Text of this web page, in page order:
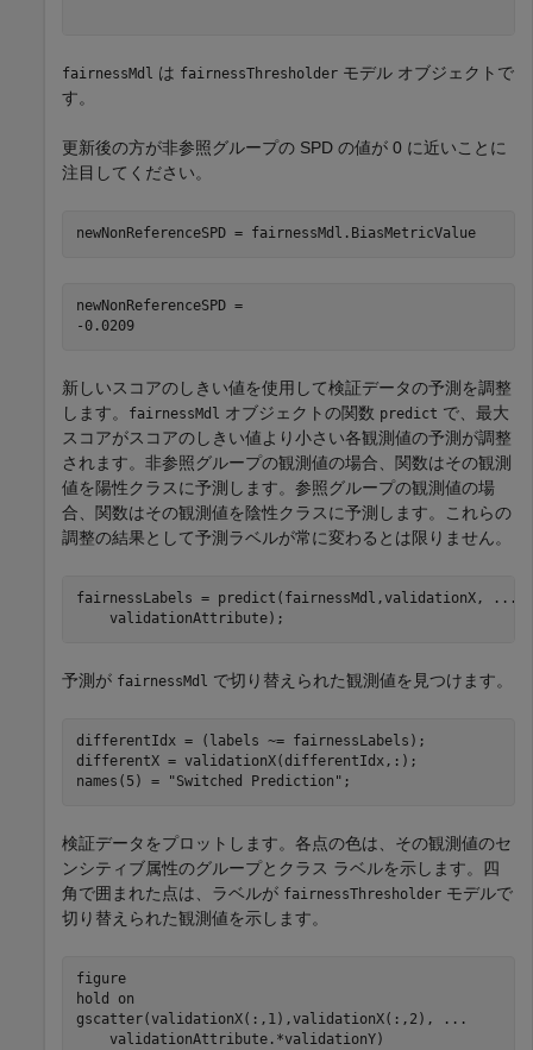
fairnessMdl は fairnessThresholder モデル オブジェクトで
す。
更新後の方が非参照グループの SPD の値が 0 に近いことに
注目してください。
newNonReferenceSPD = fairnessMdl.BiasMetricValue
newNonReferenceSPD =
-0.0209
新しいスコアのしきい値を使用して検証データの予測を調整
します。
fairnessMdl オブジェクトの関数 predict で、最大
スコアがスコアのしきい値より小さい各観測値の予測が調整
されます。非参照グループの観測値の場合、関数はその観測
値を陽性クラスに予測します。参照グループの観測値の場
合、関数はその観測値を陰性クラスに予測します。これらの
調整の結果として予測ラベルが常に変わるとは限りません。
fairnessLabels = predict(fairnessMdl,validationX,
...
    validationAttribute);
予測が fairnessMdl で切り替えられた観測値を見つけます。
differentIdx = (labels ~= fairnessLabels);
differentX = validationX(differentIdx,:);
names(5) =
"Switched Prediction" ;
検証データをプロットします。各点の色は、その観測値のセ
ンシティブ属性のグループとクラス ラベルを示します。四
角で囲まれた点は、ラベルが fairnessThresholder モデルで
切り替えられた観測値を示します。
figure
hold
on
gscatter(validationX(:,1),validationX(:,2),
...
    validationAttribute.*validationY)